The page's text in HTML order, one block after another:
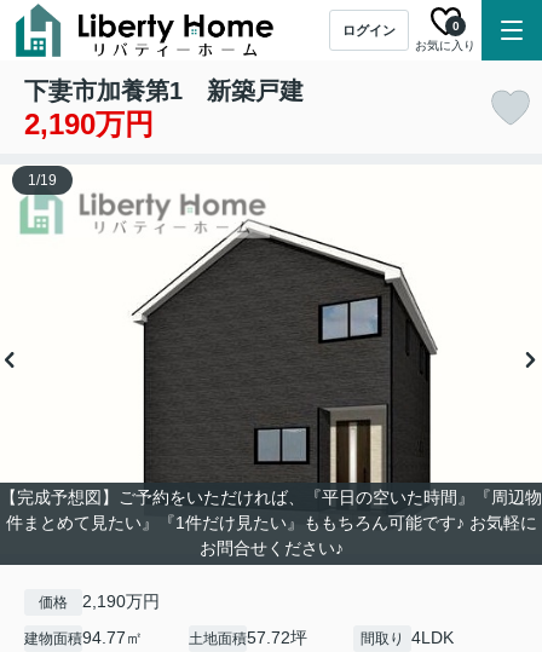
ログイン
お気に入り
0
下妻市加養第1 新築戸建
2,190万円
【完成予想図】ご予約をいただければ、『平日の空いた時間』『周辺物
件まとめて見たい』『1件だけ見たい』ももちろん可能です♪ お気軽に
お問合せください♪
1/19
価格 2,190万円
建物面積94.77㎡ 土地面積57.72坪
間取り 4LDK